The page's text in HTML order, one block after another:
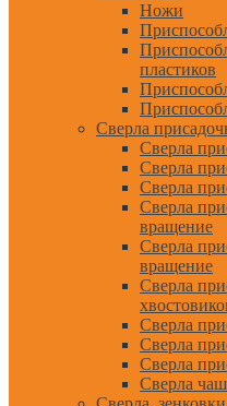
Ножи
пластиков
Сверла
Сверла
Сверла
Сверла
Сверла
вращение
Сверла
вращение
Сверла
Сверла
Сверла
Сверла
Сверла